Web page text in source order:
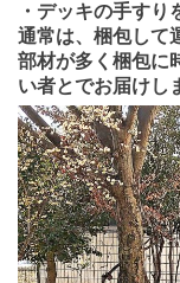
・デッキの手すり
通常は、梱包して
部材が多く梱包に
い者とでお届けし